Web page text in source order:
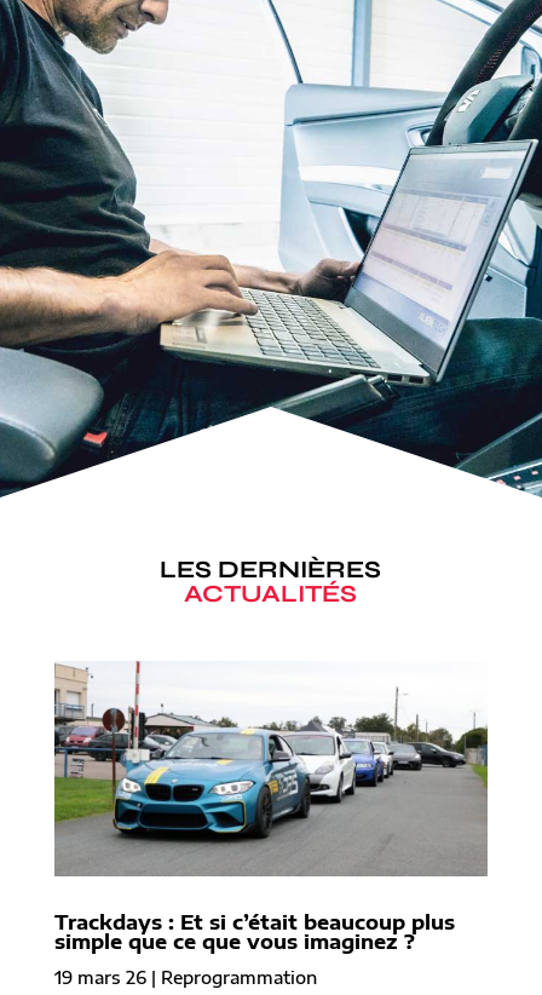
LES DERNIÈRES
ACTUALITÉS
Trackdays : Et si c’était beaucoup plus
simple que ce que vous imaginez ?
19 mars 26| Reprogrammation